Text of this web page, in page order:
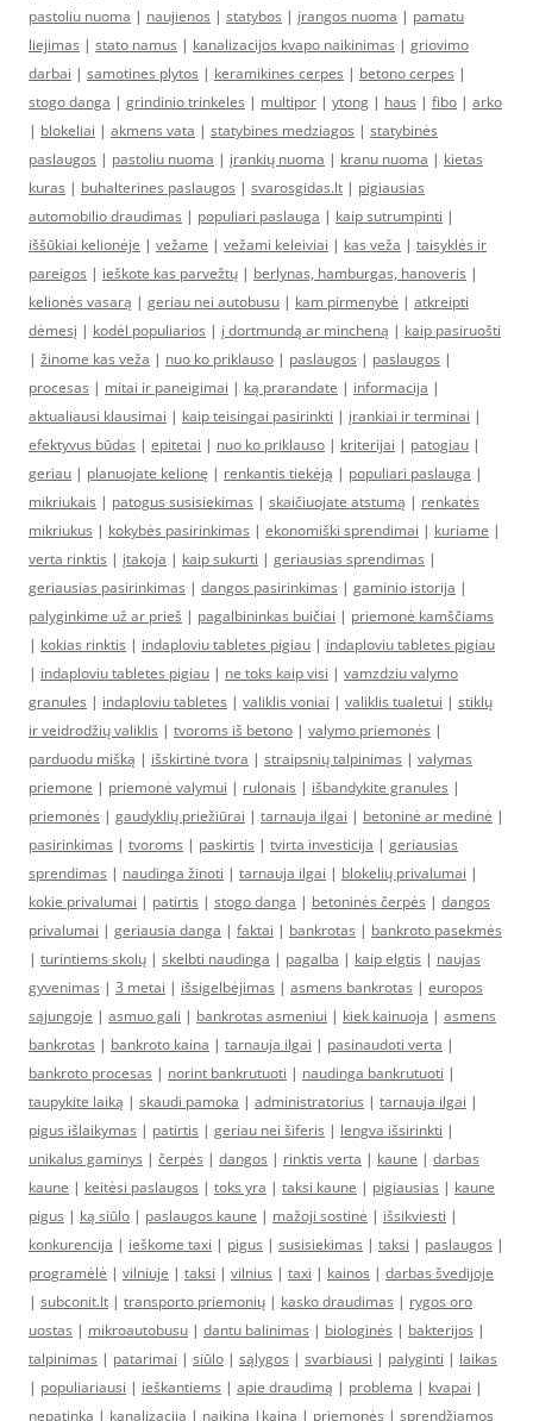
pastoliu nuoma | naujienos | statybos | įrangos nuoma | pamatu
liejimas | stato namus | kanalizacijos kvapo naikinimas | griovimo
darbai | samotines plytos | keramikines cerpes | betono cerpes |
stogo danga | grindinio trinkeles | multipor | ytong | haus | fibo | arko
| blokeliai | akmens vata | statybines medziagos | statybinės
paslaugos | pastoliu nuoma | įrankių nuoma | kranu nuoma | kietas
kuras | buhalterines paslaugos | svarosgidas.lt | pigiausias
automobilio draudimas | populiari paslauga | kaip sutrumpinti |
iššūkiai kelionėje | vežame | vežami keleiviai | kas veža | taisyklės ir
pareigos | ieškote kas parvežtų | berlynas, hamburgas, hanoveris |
kelionės vasarą | geriau nei autobusu | kam pirmenybė | atkreipti
dėmesį | kodėl populiarios | į dortmundą ar mincheną | kaip pasiruošti
| žinome kas veža | nuo ko priklauso | paslaugos | paslaugos |
procesas | mitai ir paneigimai | ką prarandate | informacija |
aktualiausi klausimai | kaip teisingai pasirinkti | įrankiai ir terminai |
efektyvus būdas | epitetai | nuo ko priklauso | kriterijai | patogiau |
geriau | planuojate kelionę | renkantis tiekėją | populiari paslauga |
mikriukais | patogus susisiekimas | skaičiuojate atstumą | renkatės
mikriukus | kokybės pasirinkimas | ekonomiški sprendimai | kuriame |
verta rinktis | įtakoja | kaip sukurti | geriausias sprendimas |
geriausias pasirinkimas | dangos pasirinkimas | gaminio istorija |
palyginkime už ar prieš | pagalbininkas buičiai | priemonė kamščiams
| kokias rinktis | indaploviu tabletes pigiau | indaploviu tabletes pigiau
| indaploviu tabletes pigiau | ne toks kaip visi | vamzdziu valymo
granules | indaploviu tabletes | valiklis voniai | valiklis tualetui | stiklų
ir veidrodžių valiklis | tvoroms iš betono | valymo priemonės |
parduodu mišką | išskirtinė tvora | straipsnių talpinimas | valymas
priemone | priemonė valymui | rulonais | išbandykite granules |
priemonės | gaudyklių priežiūrai | tarnauja ilgai | betoninė ar medinė |
pasirinkimas | tvoroms | paskirtis | tvirta investicija | geriausias
sprendimas | naudinga žinoti | tarnauja ilgai | blokelių privalumai |
kokie privalumai | patirtis | stogo danga | betoninės čerpės | dangos
privalumai | geriausia danga | faktai | bankrotas | bankroto pasekmės
| turintiems skolų | skelbti naudinga | pagalba | kaip elgtis | naujas
gyvenimas | 3 metai | išsigelbėjimas | asmens bankrotas | europos
sąjungoje | asmuo gali | bankrotas asmeniui | kiek kainuoja | asmens
bankrotas | bankroto kaina | tarnauja ilgai | pasinaudoti verta |
bankroto procesas | norint bankrutuoti | naudinga bankrutuoti |
taupykite laiką | skaudi pamoka | administratorius | tarnauja ilgai |
pigus išlaikymas | patirtis | geriau nei šiferis | lengva išsirinkti |
unikalus gaminys | čerpės | dangos | rinktis verta | kaune | darbas
kaune | keitėsi paslaugos | toks yra | taksi kaune | pigiausias | kaune
pigus | ką siūlo | paslaugos kaune | mažoji sostinė | išsikviesti |
konkurencija | ieškome taxi | pigus | susisiekimas | taksi | paslaugos |
programėlė | vilniuje | taksi | vilnius | taxi | kainos | darbas švedijoje
| subconit.lt | transporto priemonių | kasko draudimas | rygos oro
uostas | mikroautobusu | dantu balinimas | biologinės | bakterijos |
talpinimas | patarimai | siūlo | sąlygos | svarbiausi | palyginti | laikas
| populiariausi | ieškantiems | apie draudimą | problema | kvapai |
nepatinka | kanalizacija | naikina | kaina | priemonės | sprendžiamos